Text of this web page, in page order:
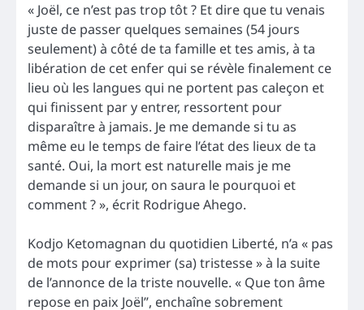
« Joël, ce n’est pas trop tôt ? Et dire que tu venais
juste de passer quelques semaines (54 jours
seulement) à côté de ta famille et tes amis, à ta
libération de cet enfer qui se révèle finalement ce
lieu où les langues qui ne portent pas caleçon et
qui finissent par y entrer, ressortent pour
disparaître à jamais. Je me demande si tu as
même eu le temps de faire l’état des lieux de ta
santé. Oui, la mort est naturelle mais je me
demande si un jour, on saura le pourquoi et
comment ? », écrit Rodrigue Ahego.
Kodjo Ketomagnan du quotidien Liberté, n’a « pas
de mots pour exprimer (sa) tristesse » à la suite
de l’annonce de la triste nouvelle. « Que ton âme
repose en paix Joël”, enchaîne sobrement